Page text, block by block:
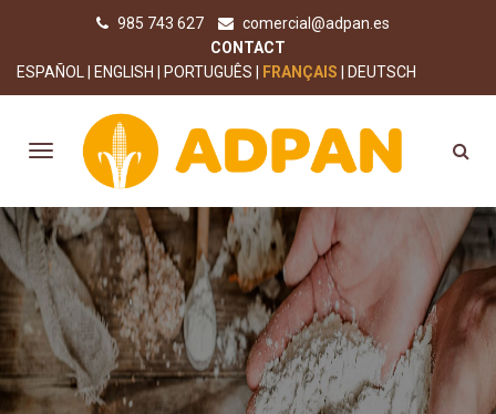
985 743 627
comercial@adpan.es
CONTACT
ESPAÑOL
ENGLISH PORTUGUÊS FRANÇAIS DEUTSCH